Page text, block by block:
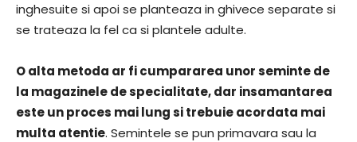
inghesuite si apoi se planteaza in ghivece separate si
se trateaza la fel ca si plantele adulte.
O alta metoda ar fi cumpararea unor seminte de
la magazinele de specialitate, dar insamantarea
este un proces mai lung si trebuie acordata mai
multa atentie. Semintele se pun primavara sau la